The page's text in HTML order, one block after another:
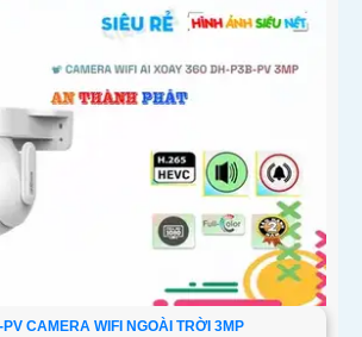
PV CAMERA WIFI NGOÀI TRỜI 3MP